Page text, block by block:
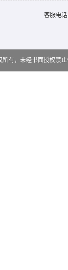
客服电
所有，未经书面授权